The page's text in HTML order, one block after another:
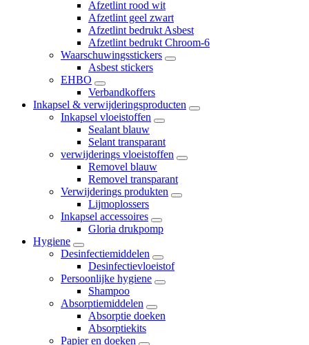
Afzetlint rood wit
Afzetlint geel zwart
Afzetlint bedrukt Asbest
Afzetlint bedrukt Chroom-6
Waarschuwingsstickers
Asbest stickers
EHBO
Verbandkoffers
Inkapsel & verwijderingsproducten
Inkapsel vloeistoffen
Sealant blauw
Selant transparant
verwijderings vloeistoffen
Removel blauw
Removel transparant
Verwijderings produkten
Lijmoplossers
Inkapsel accessoires
Gloria drukpomp
Hygiene
Desinfectiemiddelen
Desinfectievloeistof
Persoonlijke hygiene
Shampoo
Absorptiemiddelen
Absorptie doeken
Absorptiekits
Papier en doeken